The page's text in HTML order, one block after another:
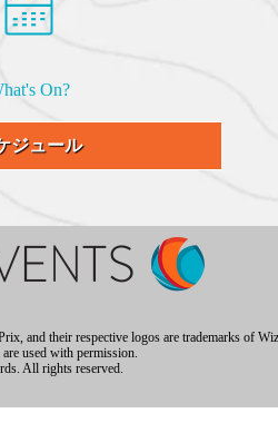
On?
ジュール
and their respective logos are trademarks of
used with permission.
All rights reserved.